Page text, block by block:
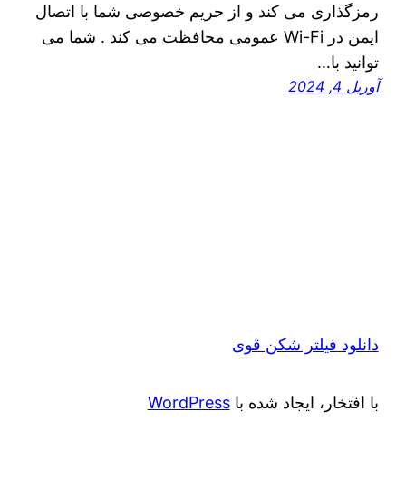
رمزگذاری می کند و از حریم خصوصی شما با اتصال
ایمن در Wi-Fi عمومی محافظت می کند . شما می
توانید با…
آوریل 4, 2024
دانلود فیلتر شکن قوی
با افتخار، ایجاد شده باWordPress